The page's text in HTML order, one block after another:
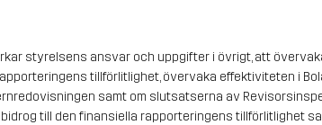
styrelsens ansvar och uppgifter i övrigt, att
tillförlitlighet, övervaka effektiviteten i
samt om slutsatserna av
till den finansiella rapporteringens tillförlitlighet